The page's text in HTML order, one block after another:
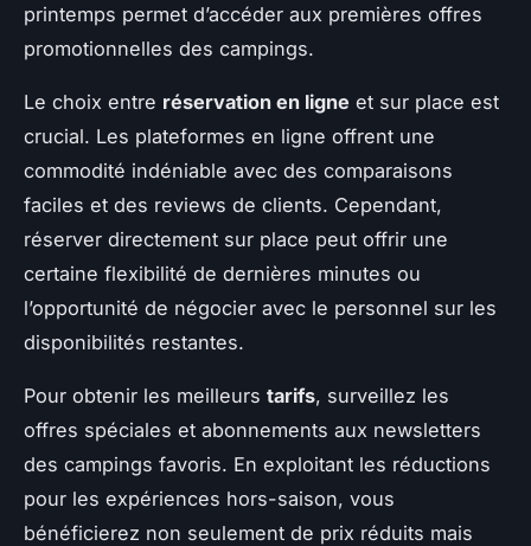
printemps permet d’accéder aux premières offres
promotionnelles des campings.
Le choix entre réservation en ligne et sur place est
crucial. Les plateformes en ligne offrent une
commodité indéniable avec des comparaisons
faciles et des reviews de clients. Cependant,
réserver directement sur place peut offrir une
certaine flexibilité de dernières minutes ou
l’opportunité de négocier avec le personnel sur les
disponibilités restantes.
Pour obtenir les meilleurs tarifs, surveillez les
offres spéciales et abonnements aux newsletters
des campings favoris. En exploitant les réductions
pour les expériences hors-saison, vous
bénéficierez non seulement de prix réduits mais